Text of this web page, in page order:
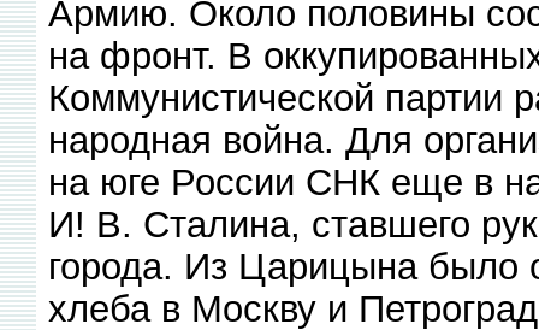
Армию. Около половины
на фронт. В
Коммунистической партии
народная война. Для
на юге России СНК еще в
И! В. Сталина, ставшего
города. Из Царицына было
хлеба в Москву и